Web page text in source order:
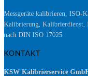
Messgeräte kalibrieren, ISO-
Kalibrierung,
nach DIN ISO 17025
KONTAKT
KSW Kalibrierservice